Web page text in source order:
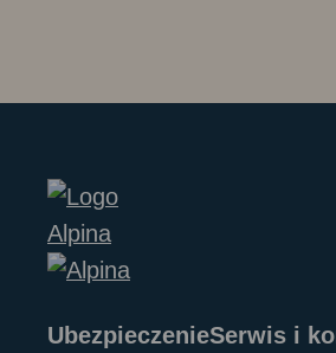
UbezpieczenieSerwis i